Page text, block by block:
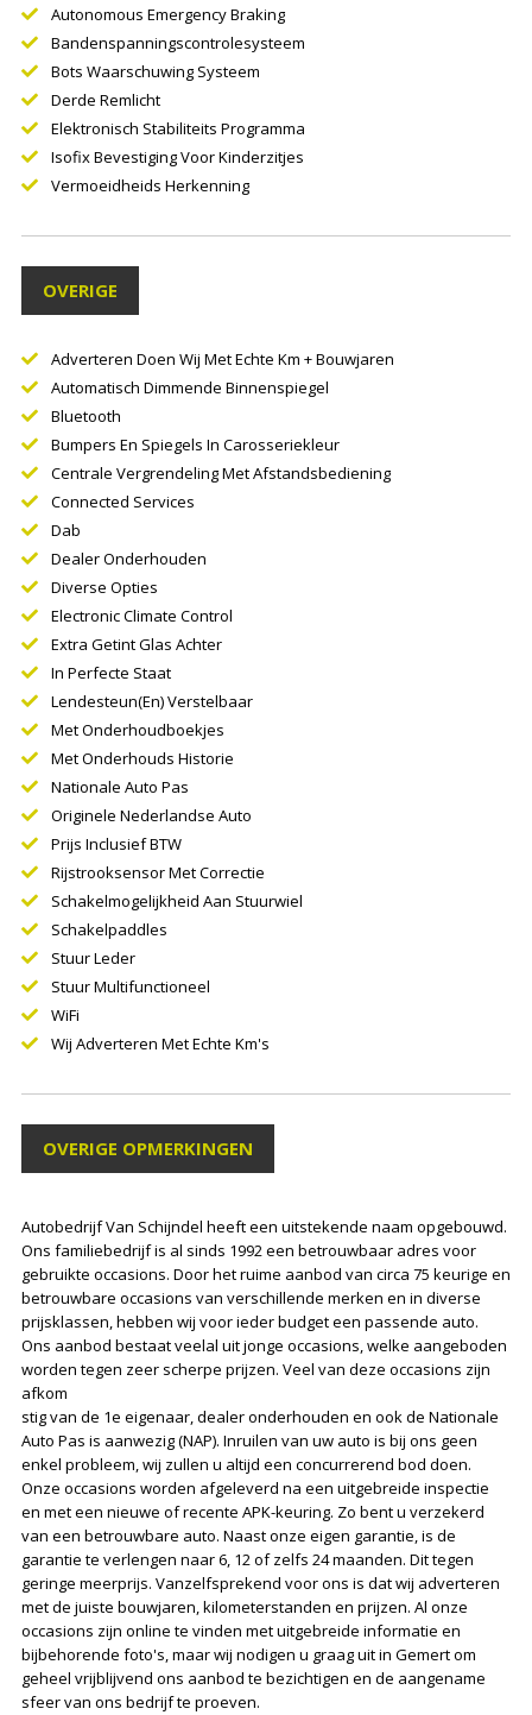
Autonomous Emergency Braking
Bandenspanningscontrolesysteem
Bots Waarschuwing Systeem
Derde Remlicht
Elektronisch Stabiliteits Programma
Isofix Bevestiging Voor Kinderzitjes
Vermoeidheids Herkenning
OVERIGE
Adverteren Doen Wij Met Echte Km + Bouwjaren
Automatisch Dimmende Binnenspiegel
Bluetooth
Bumpers En Spiegels In Carosseriekleur
Centrale Vergrendeling Met Afstandsbediening
Connected Services
Dab
Dealer Onderhouden
Diverse Opties
Electronic Climate Control
Extra Getint Glas Achter
In Perfecte Staat
Lendesteun(en) Verstelbaar
Met Onderhoudboekjes
Met Onderhouds Historie
Nationale Auto Pas
Originele Nederlandse Auto
Prijs Inclusief BTW
Rijstrooksensor Met Correctie
Schakelmogelijkheid Aan Stuurwiel
Schakelpaddles
Stuur Leder
Stuur Multifunctioneel
WiFi
Wij Adverteren Met Echte Km's
OVERIGE OPMERKINGEN
Autobedrijf Van Schijndel heeft een uitstekende naam opgebouwd.
Ons familiebedrijf is al sinds 1992 een betrouwbaar adres voor
gebruikte occasions. Door het ruime aanbod van circa 75 keurige en
betrouwbare occasions van verschillende merken en in diverse
prijsklassen, hebben wij voor ieder budget een passende auto.
Ons aanbod bestaat veelal uit jonge occasions, welke aangeboden
worden tegen zeer scherpe prijzen. Veel van deze occasions zijn
afkom
stig van de 1e eigenaar, dealer onderhouden en ook de Nationale
Auto Pas is aanwezig (NAP). Inruilen van uw auto is bij ons geen
enkel probleem, wij zullen u altijd een concurrerend bod doen.
Onze occasions worden afgeleverd na een uitgebreide inspectie
en met een nieuwe of recente APK-keuring. Zo bent u verzekerd
van een betrouwbare auto. Naast onze eigen garantie, is de
garantie te verlengen naar 6, 12 of zelfs 24 maanden. Dit tegen
geringe meerprijs. Vanzelfsprekend voor ons is dat wij adverteren
met de juiste bouwjaren, kilometerstanden en prijzen. Al onze
occasions zijn online te vinden met uitgebreide informatie en
bijbehorende foto's, maar wij nodigen u graag uit in Gemert om
geheel vrijblijvend ons aanbod te bezichtigen en de aangename
sfeer van ons bedrijf te proeven.